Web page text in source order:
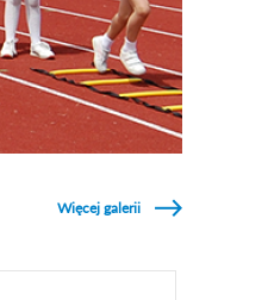
Więcej galerii